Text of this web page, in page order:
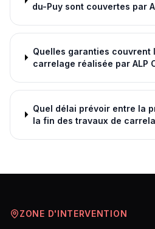
du-Puy sont couvertes par
Quelles garanties couvrent
carrelage réalisée par ALP
Quel délai prévoir entre la
la fin des travaux de
ZONE D'INTERVENTION